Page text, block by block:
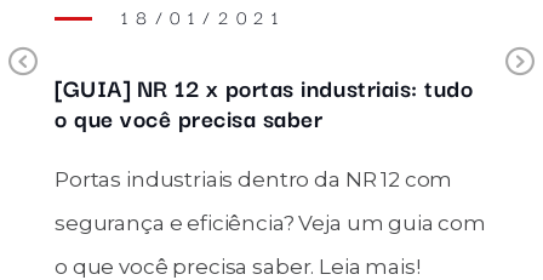
18/01/2021
[GUIA] NR 12 x portas industriais: tudo
o que você precisa saber
Portas industriais dentro da NR 12 com
segurança e eficiência? Veja um guia com
o que você precisa saber. Leia mais!